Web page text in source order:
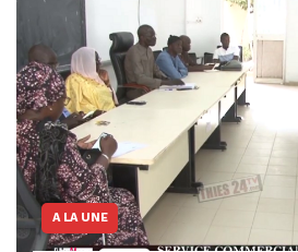
A LA UNE